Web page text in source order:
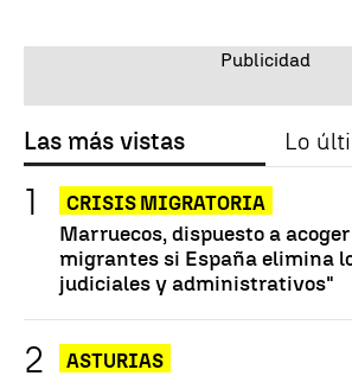
Las más vistas Lo
CRISIS MIGRATORIA
Marruecos, dispuesto a
migrantes si España elimina
judiciales y administrativos"
ASTURIAS